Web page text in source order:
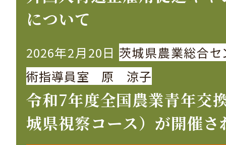
について
2026年2月20日 茨城県農業総合セ
術指導員室 原 涼子
令和7年度全国農業青年交
城県視察コース）が開催さ